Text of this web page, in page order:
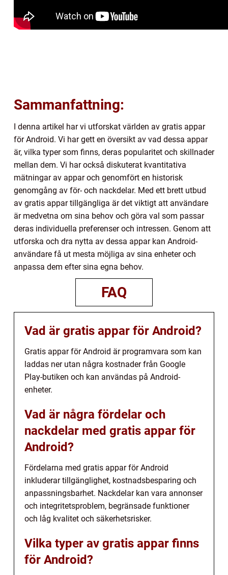
Sammanfattning:
I denna artikel har vi utforskat världen av gratis appar
för Android. Vi har gett en översikt av vad dessa appar
är, vilka typer som finns, deras popularitet och skillnader
mellan dem. Vi har också diskuterat kvantitativa
mätningar av appar och genomfört en historisk
genomgång av för- och nackdelar. Med ett brett utbud
av gratis appar tillgängliga är det viktigt att användare
är medvetna om sina behov och göra val som passar
deras individuella preferenser och intressen. Genom att
utforska och dra nytta av dessa appar kan Android-
användare få ut mesta möjliga av sina enheter och
anpassa dem efter sina egna behov.
FAQ
Vad är gratis appar för Android?
Gratis appar för Android är programvara som kan
laddas ner utan några kostnader från Google
Play-butiken och kan användas på Android-
enheter.
Vad är några fördelar och
nackdelar med gratis appar för
Android?
Fördelarna med gratis appar för Android
inkluderar tillgänglighet, kostnadsbesparing och
anpassningsbarhet. Nackdelar kan vara annonser
och integritetsproblem, begränsade funktioner
och låg kvalitet och säkerhetsrisker.
Vilka typer av gratis appar finns
för Android?